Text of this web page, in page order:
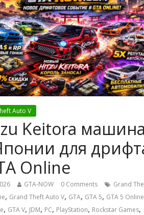
Auto V
Keitora машина
для
Online
GTA-NOW 0 Comments
Grand
, Grand Theft Auto V, GTA, GTA 5, GTA 5 Online
, GTA V, JDM, PC, PlayStation, Rockstar Games,